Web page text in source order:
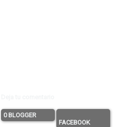
0 BLOGGER
FACEBOOK